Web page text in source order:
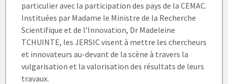
particulier avec la participation des pays de la CEMAC.
Instituées par Madame le Ministre de la Recherche
Scientifique et de l’Innovation, Dr Madeleine
TCHUINTE, les JERSIC visent à mettre les chercheurs
et innovateurs au-devant de la scène à travers la
vulgarisation et la valorisation des résultats de leurs
travaux.